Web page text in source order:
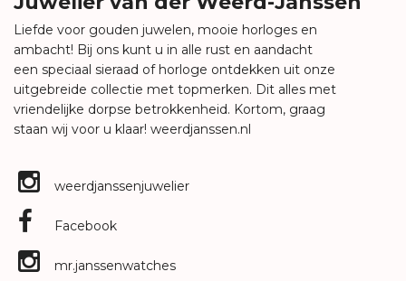
Liefde voor gouden juwelen, mooie horloges en
ambacht! Bij ons kunt u in alle rust en aandacht
een speciaal sieraad of horloge ontdekken uit onze
uitgebreide collectie met topmerken. Dit alles met
vriendelijke dorpse betrokkenheid. Kortom, graag
staan wij voor u klaar! weerdjanssen.nl
weerdjanssenjuwelier
Facebook
mr.janssenwatches